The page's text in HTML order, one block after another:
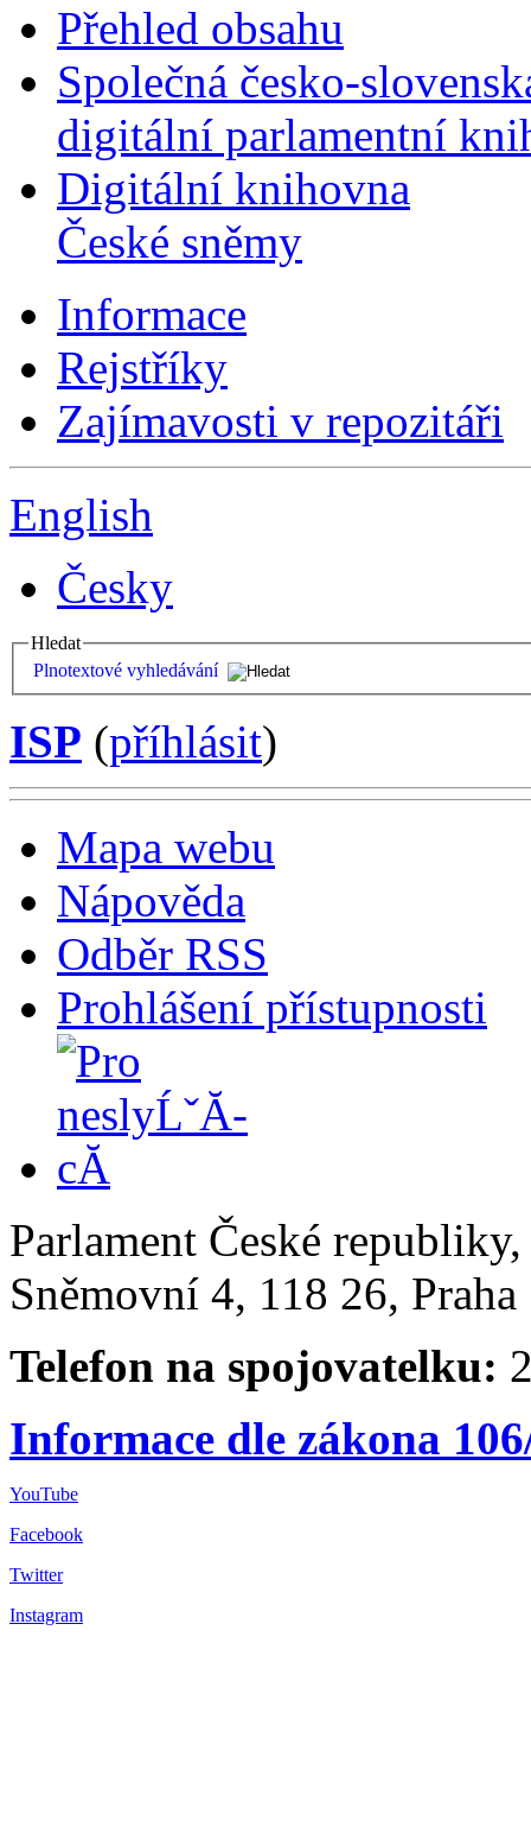
Přehled obsahu
Společná česko-
digitální parlamentní
Digitální knihovna
České sněmy
Informace
Rejstříky
Zajímavosti v repozitáři
English
Česky
Hledat
Plnotextové vyhledávání
ISP (příhlásit)
Mapa webu
Nápověda
Odběr RSS
Prohlášení přístupnosti
Parlament České
Sněmovní 4, 118 26,
Telefon na spojovatelku:
Informace dle zákona
YouTube
Facebook
Twitter
Instagram